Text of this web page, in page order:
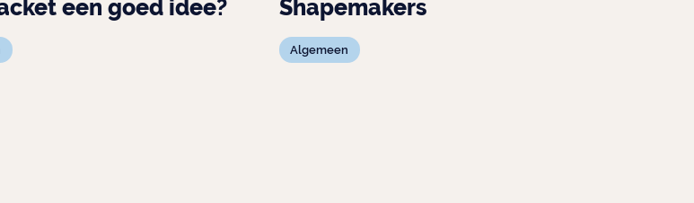
een goed idee?
Shapemakers
Algemeen